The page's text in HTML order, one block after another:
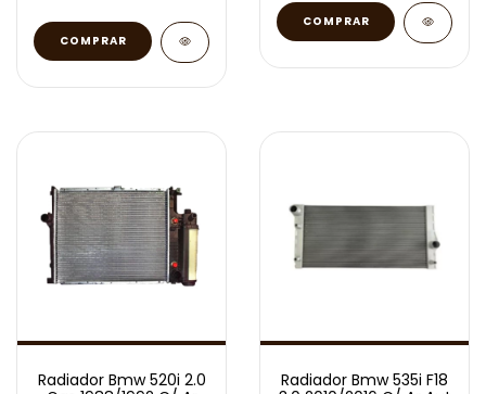
Radiador Bmw 520i 2.0
Radiador Bmw 535i F18